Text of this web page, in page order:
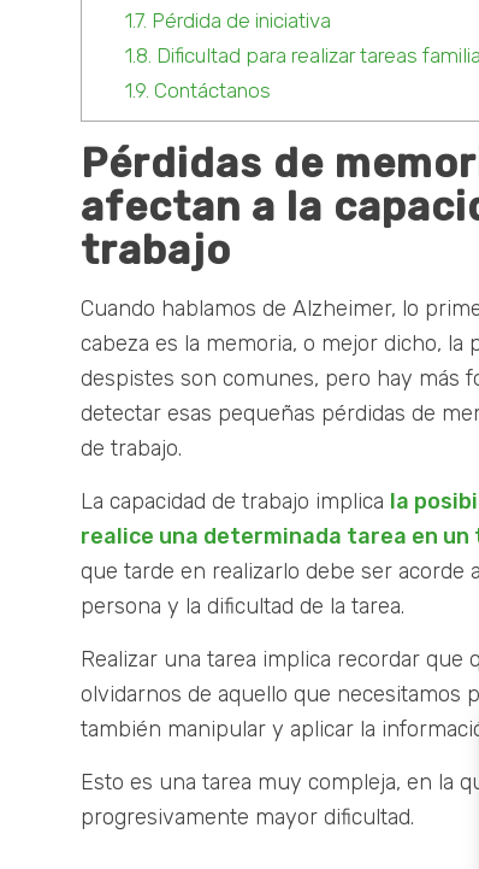
1.7. Pérdida de iniciativa
1.8. Dificultad para realizar tareas
1.9. Contáctanos
Pérdidas de
afectan a la
trabajo
Cuando hablamos de Alzheimer, lo
cabeza es la memoria, o mejor dicho, la
despistes son comunes, pero hay más
detectar esas pequeñas pérdidas de
de trabajo.
La capacidad de trabajo implica la
realice una determinada tarea en
que tarde en realizarlo debe ser acorde
persona y la dificultad de la tarea.
Realizar una tarea implica recordar que
olvidarnos de aquello que necesitamos
también manipular y aplicar la
Esto es una tarea muy compleja, en la
progresivamente mayor dificultad.